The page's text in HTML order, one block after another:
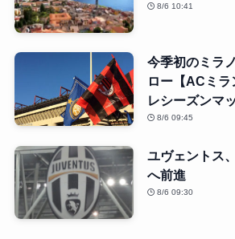
8/6 10:41
今季初のミラ
ロー【ACミ
レシーズンマッ
8/6 09:45
ユヴェントス
へ前進
8/6 09:30